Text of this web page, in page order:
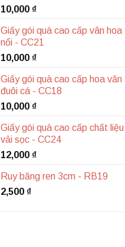
10,000 ₫
Giấy gói quà cao cấp vân hoa
nổi - CC21
10,000 ₫
Giấy gói quà cao cấp hoa văn
đuôi cá - CC18
10,000 ₫
Giấy gói quà cao cấp chất liệu
vải sọc - CC24
12,000 ₫
Ruy băng ren 3cm - RB19
2,500 ₫